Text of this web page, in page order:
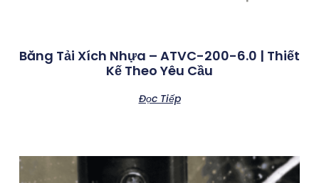
Băng Tải Xích Nhựa – ATVC-200-6.0 | Thiết
Kế Theo Yêu Cầu
Đọc Tiếp